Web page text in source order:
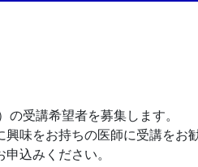
受講希望者を募集します。
味をお持ちの医師に受講をお勧
込みください。